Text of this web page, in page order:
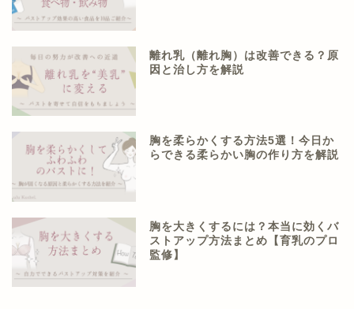
離れ乳（離れ胸）は改善できる？原
因と治し方を解説
胸を柔らかくする方法5選！今日か
らできる柔らかい胸の作り方を解説
胸を大きくするには？本当に効くバ
ストアップ方法まとめ【育乳のプロ
監修】